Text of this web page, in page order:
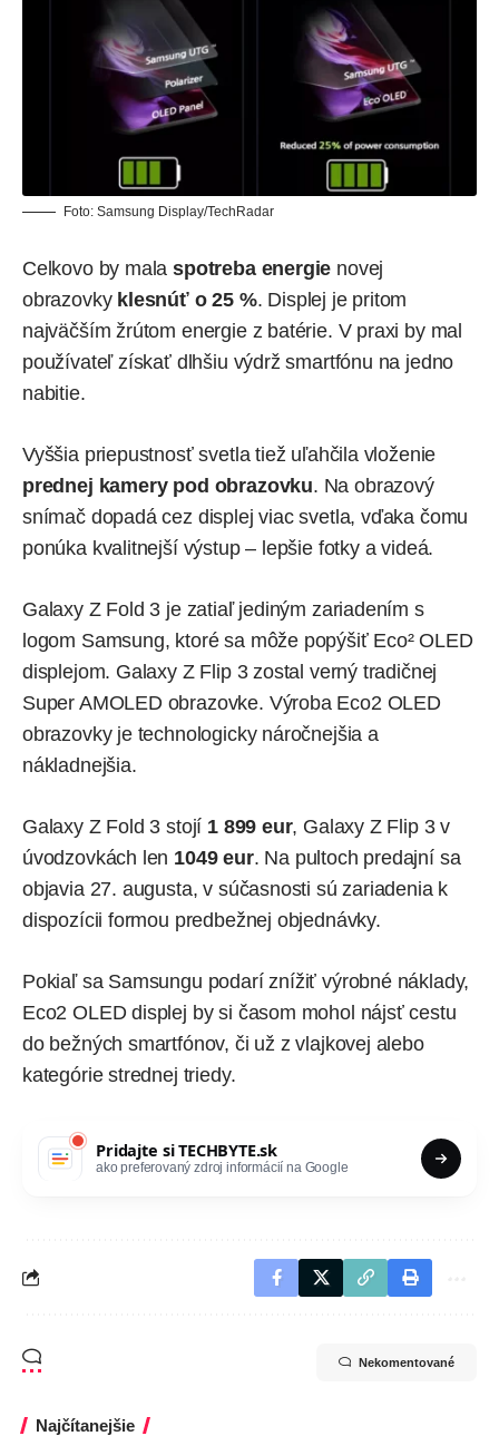
Foto: Samsung Display/TechRadar
Celkovo by malaspotreba energie novej
obrazovky klesnúť o 25 %. Displej je pritom
najväčším žrútom energie z batérie. V praxi by mal
používateľ získať dlhšiu výdrž smartfónu na jedno
nabitie.
Vyššia priepustnosť svetla tiež uľahčila vloženie
prednej kamery pod obrazovku. Na obrazový
snímač dopadá cez displej viac svetla, vďaka čomu
ponúka kvalitnejší výstup – lepšie fotky a videá.
Galaxy Z Fold 3 je zatiaľ jediným zariadením s
logom Samsung, ktoré sa môže popýšiť Eco² OLED
displejom. Galaxy Z Flip 3zostal verný tradičnej
Super AMOLED obrazovke. Výroba Eco2 OLED
obrazovky je technologicky náročnejšia a
nákladnejšia.
Galaxy Z Fold 3stojí 1 899 eur, Galaxy Z Flip 3 v
úvodzovkách len 1049 eur. Na pultoch predajní sa
objavia 27. augusta, v súčasnosti sú zariadenia k
dispozícii formou predbežnej objednávky.
Pokiaľ sa Samsungu podarí znížiť výrobné náklady,
Eco2 OLED displej by si časom mohol nájsť cestu
do bežných smartfónov, či už z vlajkovej alebo
kategórie strednej triedy.
Pridajte siTECHBYTE.sk
ako preferovaný zdroj informácií na Google
Nekomentované
Najčítanejšie